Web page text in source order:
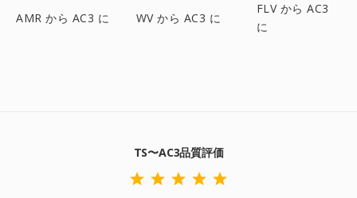
AMR から AC3 に WV から AC3 に
FLV から AC3
に
TS〜AC3品質評価